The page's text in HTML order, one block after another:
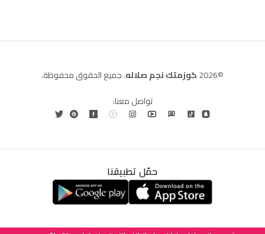
©2026 كوزمتك نجم صلاله. جميع الحقوق محفوظة.
تواصل معنا:
حمّل تطبيقنا